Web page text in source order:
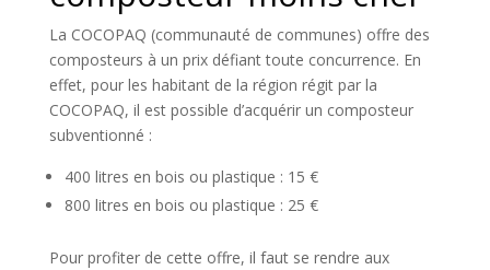
La COCOPAQ (communauté de communes) offre des
composteurs à un prix défiant toute concurrence. En
effet, pour les habitant de la région régit par la
COCOPAQ, il est possible d’acquérir un composteur
subventionné :
400 litres en bois ou plastique : 15 €
800 litres en bois ou plastique : 25 €
Pour profiter de cette offre, il faut se rendre aux